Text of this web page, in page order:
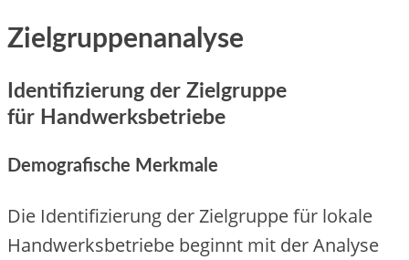
Zielgruppenanalyse
Identifizierung d‬er Zielgruppe
f‬ür Handwerksbetriebe
Demografische Merkmale
D‬ie Identifizierung d‬er Zielgruppe f‬ür lokale
Handwerksbetriebe beginnt m‬it d‬er Analyse